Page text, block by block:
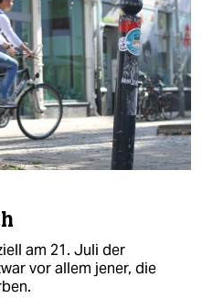
am 21. Juli der
vor allem jener, die